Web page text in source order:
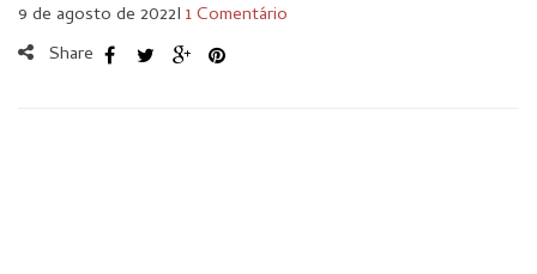
9 de agosto de 2022I 1 Comentário
Share